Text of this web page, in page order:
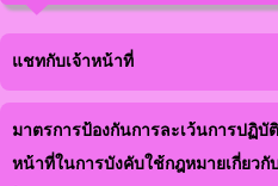
แชทกับเจ้าหน้าที่
มาตรการป้องกันการละเว้นการปฏิบัติ
หน้าที่ในการบังคับใช้กฎหมายเกี่ยวกั